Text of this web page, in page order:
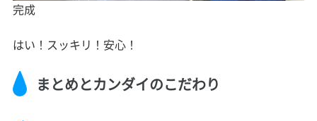
完成
はい！スッキリ！安心！
まとめとカンダイのこだわり